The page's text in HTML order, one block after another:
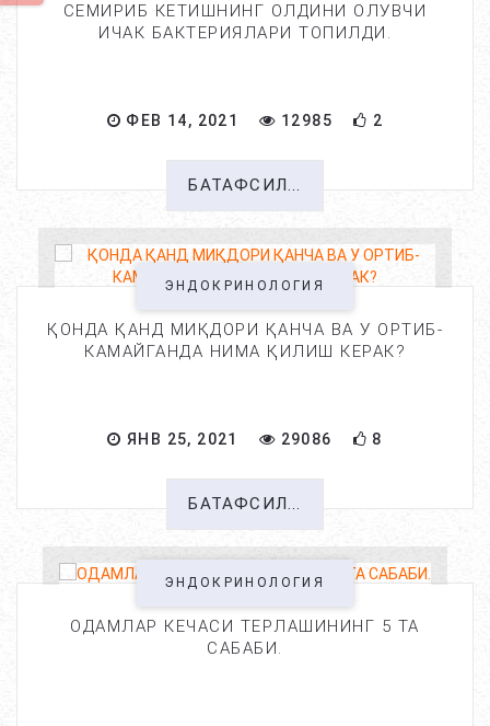
СЕМИРИБ КЕТИШНИНГ ОЛДИНИ ОЛУВЧИ
ИЧАК БАКТЕРИЯЛАРИ ТОПИЛДИ.
ФЕВ 14, 2021 12985 2
БАТАФСИЛ...
ЭНДОКРИНОЛОГИЯ
ҚОНДА ҚАНД МИҚДОРИ ҚАНЧА ВА У ОРТИБ-
КАМАЙГАНДА НИМА ҚИЛИШ КЕРАК?
ЯНВ 25, 2021 29086 8
БАТАФСИЛ...
ЭНДОКРИНОЛОГИЯ
ОДАМЛАР КЕЧАСИ ТЕРЛАШИНИНГ 5 ТА
САБАБИ.